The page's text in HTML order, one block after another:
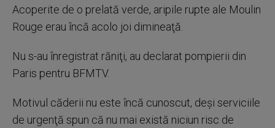
Acoperite de o prelată verde, aripile rupte ale Moulin
Rouge erau încă acolo joi dimineaţă.
Nu s-au înregistrat răniţi, au declarat pompierii din
Paris pentru BFMTV.
Motivul căderii nu este încă cunoscut, deşi serviciile
de urgenţă spun că nu mai există niciun risc de